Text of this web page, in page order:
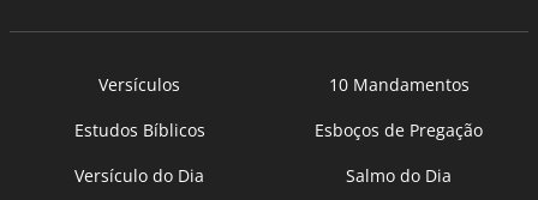
Versículos
10 Mandamentos
Estudos Bíblicos
Esboços de Pregação
Versículo do Dia
Salmo do Dia